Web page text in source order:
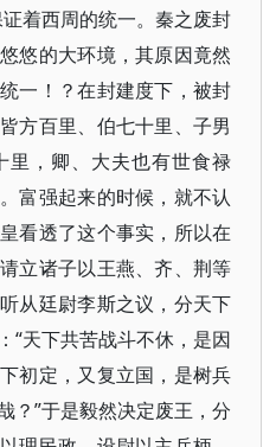
着西周的统一。秦之废封
悠的大环境，其原因竟然
一！？在封建度下，被封
方百里、伯七十里、子男
，卿、大夫也有世食禄
富强起来的时候，就不认
看透了这个事实，所以在
立诸子以王燕、齐、荆等
从廷尉李斯之议，分天下
“天下共苦战斗不休，是因
初定，又复立国，是树兵
？”于是毅然决定废王，分